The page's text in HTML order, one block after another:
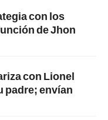
con los
de Jhon
con Lionel
padre; envían